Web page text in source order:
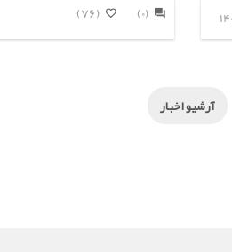
(76) (0)
آرشیو اخبار